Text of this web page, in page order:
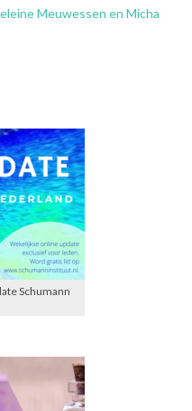
Meuwessen en Micha
Schumann